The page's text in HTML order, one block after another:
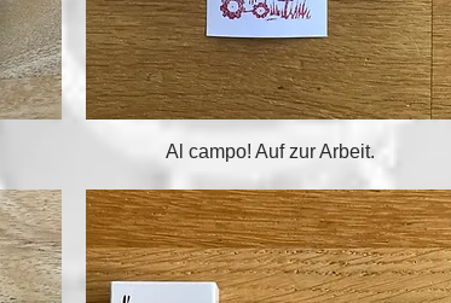
Schnellansicht
Al campo! Auf zur Arbeit.